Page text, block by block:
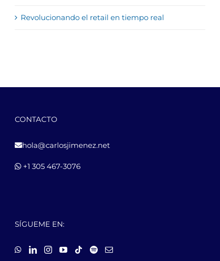
Revolucionando el retail en tiempo real
CONTACTO
hola@carlosjimenez.net
+1 305 467-3076
SÍGUEME EN: